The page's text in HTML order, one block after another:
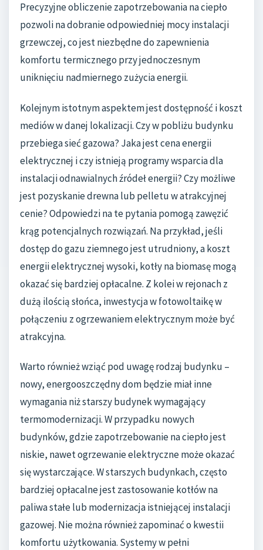
Precyzyjne obliczenie zapotrzebowania na ciepło
pozwoli na dobranie odpowiedniej mocy instalacji
grzewczej, co jest niezbędne do zapewnienia
komfortu termicznego przy jednoczesnym
uniknięciu nadmiernego zużycia energii.
Kolejnym istotnym aspektem jest dostępność i koszt
mediów w danej lokalizacji. Czy w pobliżu budynku
przebiega sieć gazowa? Jaka jest cena energii
elektrycznej i czy istnieją programy wsparcia dla
instalacji odnawialnych źródeł energii? Czy możliwe
jest pozyskanie drewna lub pelletu w atrakcyjnej
cenie? Odpowiedzi na te pytania pomogą zawęzić
krąg potencjalnych rozwiązań. Na przykład, jeśli
dostęp do gazu ziemnego jest utrudniony, a koszt
energii elektrycznej wysoki, kotły na biomasę mogą
okazać się bardziej opłacalne. Z kolei w rejonach z
dużą ilością słońca, inwestycja w fotowoltaikę w
połączeniu z ogrzewaniem elektrycznym może być
atrakcyjna.
Warto również wziąć pod uwagę rodzaj budynku –
nowy, energooszczędny dom będzie miał inne
wymagania niż starszy budynek wymagający
termomodernizacji. W przypadku nowych
budynków, gdzie zapotrzebowanie na ciepło jest
niskie, nawet ogrzewanie elektryczne może okazać
się wystarczające. W starszych budynkach, często
bardziej opłacalne jest zastosowanie kotłów na
paliwa stałe lub modernizacja istniejącej instalacji
gazowej. Nie można również zapominać o kwestii
komfortu użytkowania. Systemy w pełni